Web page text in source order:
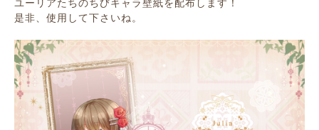
ユーリアたちのちびキャラ壁紙を配布します！
是非、使用して下さいね。